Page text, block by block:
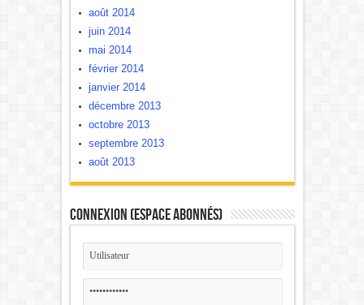
août 2014
juin 2014
mai 2014
février 2014
janvier 2014
décembre 2013
octobre 2013
septembre 2013
août 2013
Connexion (Espace Abonnés)